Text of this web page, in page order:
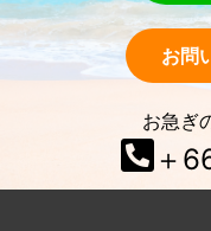
お問
お急ぎ
＋